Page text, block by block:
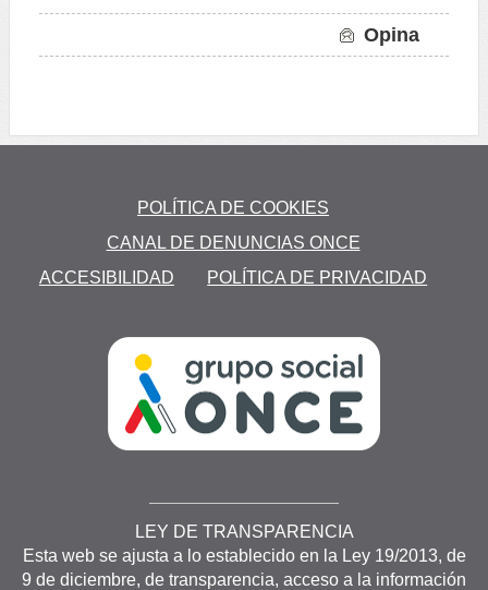
Opina
POLÍTICA DE COOKIES
CANAL DE DENUNCIAS ONCE
ACCESIBILIDAD
POLÍTICA DE PRIVACIDAD
LEY DE TRANSPARENCIA
Esta web se ajusta a lo establecido en la Ley 19/2013, de
9 de diciembre, de transparencia, acceso a la información